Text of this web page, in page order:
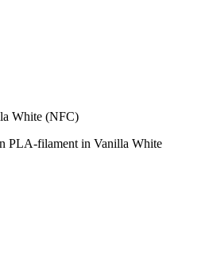
White (NFC)
PLA-filament in Vanilla White